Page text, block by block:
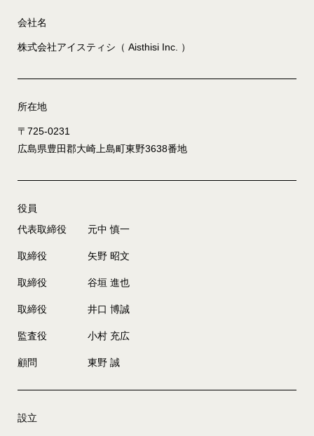
会社名
株式会社アイスティシ（ Aisthisi Inc. ）
所在地
〒725-0231
広島県豊田郡大崎上島町東野3638番地
役員
代表取締役
元中 慎一
取締役 矢野 昭文
取締役 谷垣 進也
取締役 井口 博誠
監査役 小村 充広
顧問 東野 誠
設立